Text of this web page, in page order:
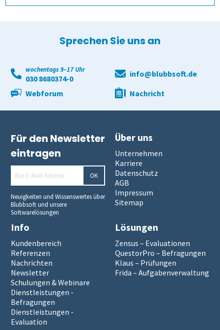
Mehr aus Daten herausholen
Datensparsamkeit
Wandel im Blick behalten
Fernsteuerung
Hochschulen
Duales Studium
Kunst und Musik
Allen, die evaluieren!
individuelle Lösung
academyFIVE
Cloud oder vor Ort
Leichter Datenimport
Einstiegsschulungen
Schulungen für Fortgeschrittene
Abschreiben verhindern
Prüflinge anlegen
Fehler vermeiden
Transparenz schaffen
Qualitätsdaten
Ergebnisbericht
Aufgabenverwaltung Frida
Scannerkorrektur Klaus Papier
Onlineprüfungen Klaus Online
Demoversion
Schulungen
Einstieg
Fortgeschritten
Extras
ILIAS
Bürgerbeteiligung
Studierendenbefragung
Panelbefragung
Wahlen
Weitere Befragungsprozesse
Daten importieren
Fragebogen erstellen
Auf Papier befragen
Online befragen
Hybrid befragen
4. Bögen erfassen
Fragebögen einscannen
Qualität der Erfassung prüfen
Freitextantworten erfassen
5. Ergebnisse generieren
Daten detailliert auswerten
Zusammenhänge erkennen
Daten weiterverarbeiten
Lösung
QuestorPro
Demoversion
Schulungen
Einstieg
Extras
Mehrsprachige Fragebögen
Selbstgestaltete Fragebögen
Audit-Log
Dienstleistungen
Sprechen Sie uns an
wochentags 9–17 Uhr
030 8680374-0
info@blubbsoft.de
Webforum
Nachricht
Für den Newsletter
eintragen
OK
Neuigkeiten und Wissenswertes über
Blubbsoft und unsere
Softwarelösungen
Über uns
Unternehmen
Karriere
Datenschutz
AGB
Impressum
Sitemap
Info
Kundenbereich
Referenzen
Nachrichten
Newsletter
Schulungen & Webinare
Dienstleistungen -
Befragungen
Dienstleistungen -
Evaluation
Lösungen
Zensus – Evaluationen
QuestorPro – Befragungen
Klaus – Prüfungen
Frida – Aufgabenverwaltung